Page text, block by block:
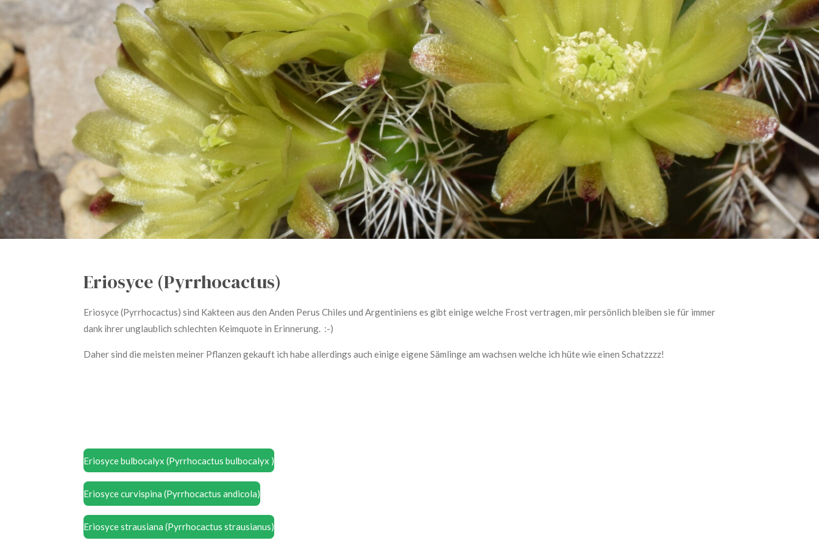
Eriosyce (Pyrrhocactus)
Eriosyce (Pyrrhocactus) sind Kakteen aus den Anden Perus Chiles und Argentiniens es gibt einige welche Frost vertragen, mir persönlich bleiben sie für immer
dank ihrer unglaublich schlechten Keimquote in Erinnerung. :-)
Daher sind die meisten meiner Pflanzen gekauft ich habe allerdings auch einige eigene Sämlinge am wachsen welche ich hüte wie einen Schatzzzz!
Eriosyce bulbocalyx (Pyrrhocactus bulbocalyx )
Eriosyce curvispina (Pyrrhocactus andicola)
Eriosyce strausiana (Pyrrhocactus strausianus)